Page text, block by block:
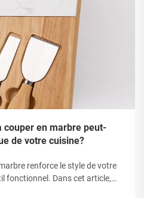
couper en marbre peut-
de votre cuisine?
renforce le style de votre
fonctionnel. Dans cet article,